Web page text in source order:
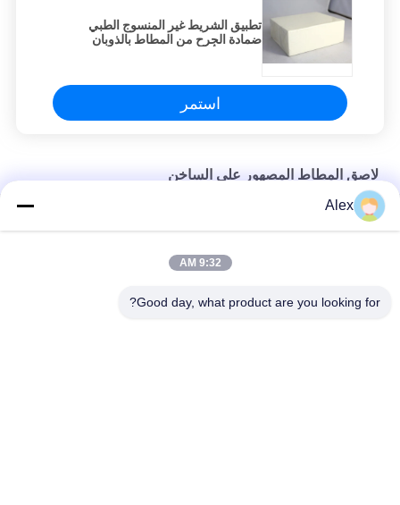
تطبيق الشريط غير المنسوج الطبي
ضمادة الجرح من المطاط بالذوبان
استمر
لاصق المطاط المصهور على الساخن
الغراء اللاصق المطاطي بالذوبان الساخن للضغط لتسميات المشروبات
Alex
9:32 AM
Good day, what product are you looking for?